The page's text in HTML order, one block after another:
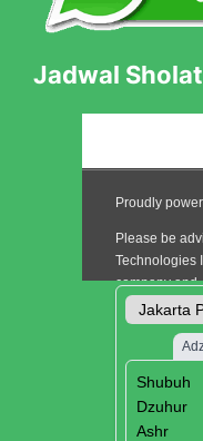
Jadwal Sholat